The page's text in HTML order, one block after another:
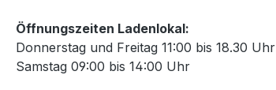
Öffnungszeiten Ladenlokal:
Donnerstag und Freitag 11:00 bis 18.30 Uhr
Samstag 09:00 bis 14:00 Uhr